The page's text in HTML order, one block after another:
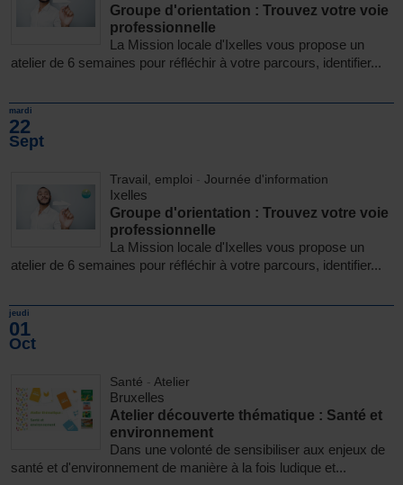
Groupe d'orientation : Trouvez votre voie
professionnelle
La Mission locale d'Ixelles vous propose un
atelier de 6 semaines pour réfléchir à votre parcours, identifier...
mardi
22
Sept
Travail, emploi - Journée d'information
Ixelles
Groupe d'orientation : Trouvez votre voie
professionnelle
La Mission locale d'Ixelles vous propose un
atelier de 6 semaines pour réfléchir à votre parcours, identifier...
jeudi
01
Oct
Santé - Atelier
Bruxelles
Atelier découverte thématique : Santé et
environnement
Dans une volonté de sensibiliser aux enjeux de
santé et d'environnement de manière à la fois ludique et...